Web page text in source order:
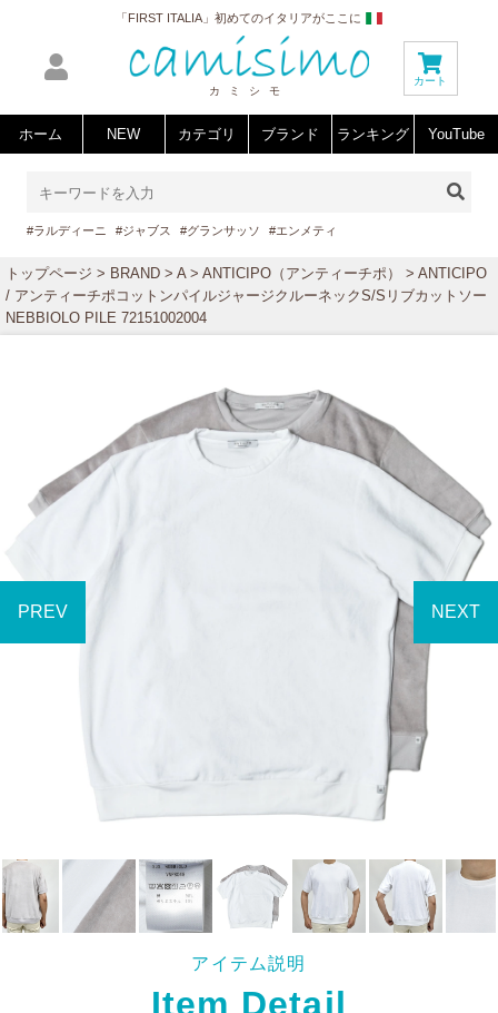
「FIRST ITALIA」初めてのイタリアがここに
カミシモ
カート
ホーム NEW カテゴリ ブランド ランキング YouTube
#ラルディーニ #ジャブス #グランサッソ #エンメティ
トップページ > BRAND > A > ANTICIPO（アンティーチポ）
> ANTICIPO
/ アンティーチポコットンパイルジャージクルーネックS/Sリブカットソー
NEBBIOLO PILE 72151002004
アイテム説明
Item Detail